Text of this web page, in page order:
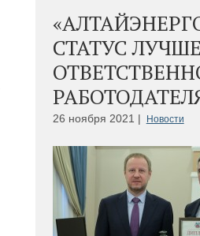
СТАТУС
26 ноября 2021 | Новости